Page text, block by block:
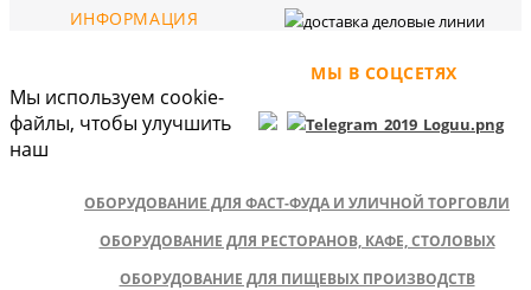
МЫ В СОЦСЕТЯХ
ОБОРУДОВАНИЕ ДЛЯ ФАСТ-ФУДА И УЛИЧНОЙ ТОРГОВЛИ
ОБОРУДОВАНИЕ ДЛЯ РЕСТОРАНОВ, КАФЕ, СТОЛОВЫХ
ОБОРУДОВАНИЕ ДЛЯ ПИЩЕВЫХ ПРОИЗВОДСТВ
ИНФОРМАЦИЯ
Мы используем cookie-
файлы, чтобы улучшить
наш